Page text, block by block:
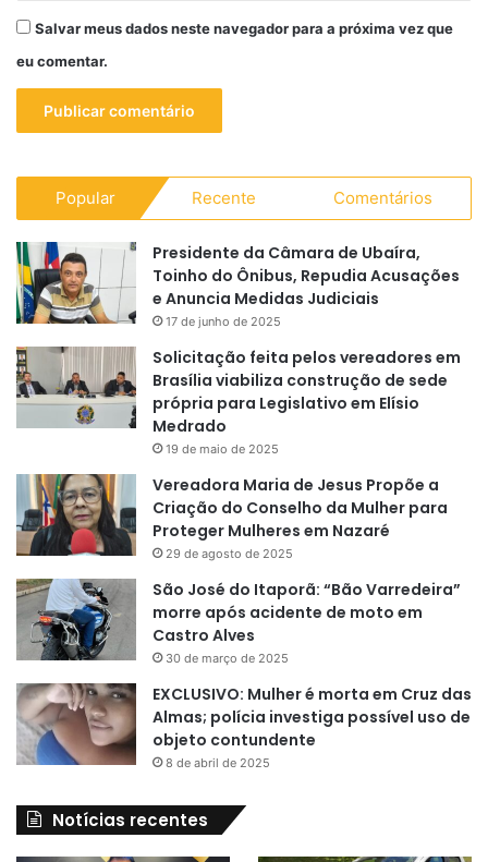
Salvar meus dados neste navegador para a próxima vez que
eu comentar.
Popular Recente Comentários
Presidente da Câmara de Ubaíra,
Toinho do Ônibus, Repudia Acusações
e Anuncia Medidas Judiciais
17 de junho de 2025
Solicitação feita pelos vereadores em
Brasília viabiliza construção de sede
própria para Legislativo em Elísio
Medrado
19 de maio de 2025
Vereadora Maria de Jesus Propõe a
Criação do Conselho da Mulher para
Proteger Mulheres em Nazaré
29 de agosto de 2025
São José do Itaporã: “Bão Varredeira”
morre após acidente de moto em
Castro Alves
30 de março de 2025
EXCLUSIVO: Mulher é morta em Cruz das
Almas; polícia investiga possível uso de
objeto contundente
8 de abril de 2025
Notícias recentes